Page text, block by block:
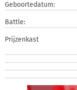
Geboortedatum:
Battle:
Prijzenkast